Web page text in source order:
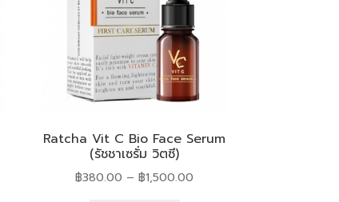
Ratcha Vit C Bio Face Serum
(รัชชาเซรั่ม วิตซี)
฿380.00 – ฿1,500.00